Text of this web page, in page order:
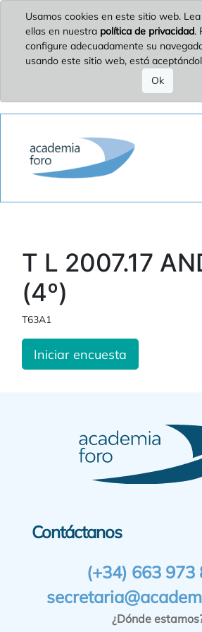
Usamos cookies en este sitio web.
ellas en nuestra política de privacidad.
configure adecuadamente su
usando este sitio web, está
Ok
T L 2007.17
(4º)
T63A1
Iniciar encuesta
Contáctanos
(+34) 663 973
¿Dónde